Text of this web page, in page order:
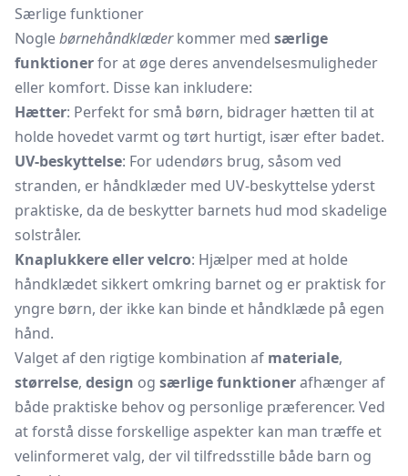
Særlige funktioner
Noglebørnehåndklæderkommer med særlige
funktionerfor at øge deres anvendelsesmuligheder
eller komfort. Disse kan inkludere:
Hætter: Perfekt for små børn, bidrager hætten til at
holde hovedet varmt og tørt hurtigt, især efter badet.
UV-beskyttelse: For udendørs brug, såsom ved
stranden, er håndklæder med UV-beskyttelse yderst
praktiske, da de beskytter barnets hud mod skadelige
solstråler.
Knaplukkere eller velcro: Hjælper med at holde
håndklædet sikkert omkring barnet og er praktisk for
yngre børn, der ikke kan binde et håndklæde på egen
hånd.
Valget af den rigtige kombination af materiale,
størrelse, design og særlige funktionerafhænger af
både praktiske behov og personlige præferencer. Ved
at forstå disse forskellige aspekter kan man træffe et
velinformeret valg, der vil tilfredsstille både barn og